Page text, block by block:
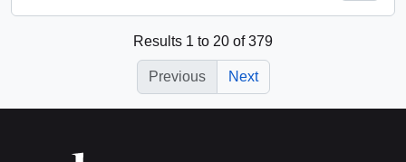
Results 1 to 20 of 379
Previous Next